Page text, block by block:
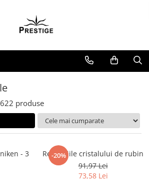
produse
- 3
-20%
Revelatiile cristalului de rubin
91,97 Lei
73,58 Lei